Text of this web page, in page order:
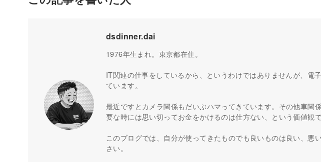
dsdinner.dai
1976年生まれ。東京都在住。
IT関連の仕事をしているから、というわけではありませんが、電
ています。
最近ですとカメラ関係もだいぶハマってきています。その他車関
要な時には思い切ってお金をかけるのは仕方ない、という価値観
このブログでは、自分が使ってきたものでも良いものは良い、悪
さい。